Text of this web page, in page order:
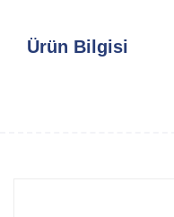
Ürün Bilgisi